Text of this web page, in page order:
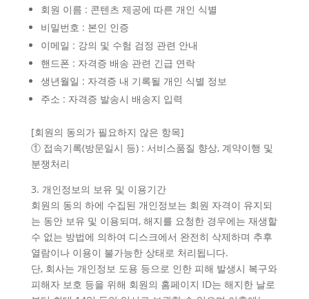
회원 이름 : 콘텐츠 제공에 따른 개인 식별
비밀번호 : 본인 인증
이메일 : 강의 및 수험 검정 관련 안내
핸드폰 : 자격증 배송 관련 긴급 연락
생년월일 : 자격증 내 기록될 개인 식별 정보
주소 : 자격증 발송시 배송지 입력
[회원의 동의가 필요하지 않은 항목]
① 접속기록(방문일시 등) : 서비스품질 향상, 계약이행 및
분쟁처리
3. 개인정보의 보유 및 이용기간
회원의 동의 하에 수집된 개인정보는 회원 자격이 유지되
는 동안 보유 및 이용되며, 해지를 요청한 경우에는 재생할
수 없는 방법에 의하여 디스크에서 완전히 삭제하며 추후
열람이나 이용이 불가능한 상태로 처리됩니다.
단, 회사는 개인정보 도용 등으로 인한 피해 발생시 복구와
피해자 보호 등을 위해 회원의 홈페이지 ID는 해지한 날로